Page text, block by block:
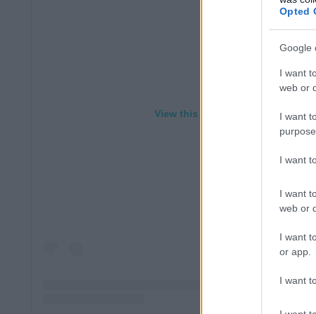
Opted
Google
I want
web or
I want
I want
I want
web or
I want
or app.
I want
View this post on Instagram